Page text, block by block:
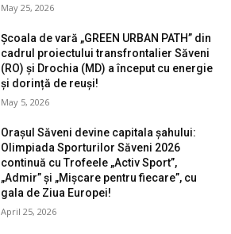
May 25, 2026
Școala de vară „GREEN URBAN PATH” din
cadrul proiectului transfrontalier Săveni
(RO) și Drochia (MD) a început cu energie
și dorință de reuși!
May 5, 2026
Orașul Săveni devine capitala șahului:
Olimpiada Sporturilor Săveni 2026
continuă cu Trofeele „Activ Sport”,
„Admir” și „Mișcare pentru fiecare”, cu
gala de Ziua Europei!
April 25, 2026